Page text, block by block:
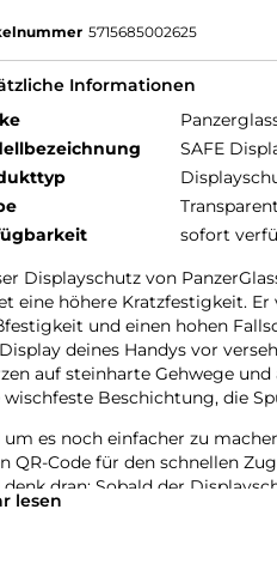
5715685002625
Informationen
SAFE
Transparent
sofort
Displayschutz von
eine höhere Kratzfestigkeit.
und einen hohen
deines Handys vor
auf steinharte Gehwege
wischfeste Beschichtung, die
um es noch einfacher zu
QR-Code für den schnellen
denk dran: Sobald der
dass dein Display auf den
lesen